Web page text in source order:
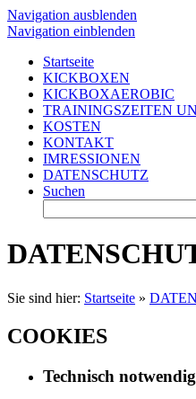
Navigation ausblenden
Navigation einblenden
Startseite
KICKBOXEN
KICKBOXAEROBIC
TRAININGSZEITEN
KOSTEN
KONTAKT
IMRESSIONEN
DATENSCHUTZ
Suchen
Sie sind hier: Startseite »
COOKIES
Technisch